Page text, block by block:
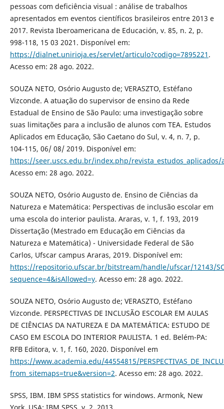
pessoas com deficiência visual : análise de trabalhos
apresentados em eventos científicos brasileiros entre 2013 e
2017. Revista Iberoamericana de Educación, v. 85, n. 2, p.
998-118, 15 03 2021. Disponível em:
https://dialnet.unirioja.es/servlet/articulo?codigo=7895221 .
Acesso em: 28 ago. 2022.
SOUZA NETO, Osório Augusto de; VERASZTO, Estéfano
Vizconde. A atuação do supervisor de ensino da Rede
Estadual de Ensino de São Paulo: uma investigação sobre
suas limitações para a inclusão de alunos com TEA. Estudos
Aplicados em Educação, São Caetano do Sul, v. 4, n. 7, p.
104-115, 06/ 08/ 2019. Disponível em:
https://seer.uscs.edu.br/index.php/
Acesso em: 28 ago. 2022.
SOUZA NETO, Osório Augusto de. Ensino de Ciências da
Natureza e Matemática: Perspectivas de inclusão escolar em
uma escola do interior paulista. Araras, v. 1, f. 193, 2019
Dissertação (Mestrado em Educação em Ciências da
Natureza e Matemática) - Universidade Federal de São
Carlos, Ufscar campus Araras, 2019. Disponível em:
https://repositorio.ufscar.br/bitstream/handle/ufscar/12143/
sequence=4&isAllowed=y. Acesso em: 28 ago. 2022.
SOUZA NETO, Osório Augusto de; VERASZTO, Estéfano
Vizconde. PERSPECTIVAS DE INCLUSÃO ESCOLAR EM AULAS
DE CIÊNCIAS DA NATUREZA E DA MATEMÁTICA: ESTUDO DE
CASO EM ESCOLA DO INTERIOR PAULISTA. 1 ed. Belém-PA:
RFB Editora, v. 1, f. 160, 2020. Disponível em
https://www.academia.edu/44554815/
from_sitemaps=true&version=2. Acesso em: 28 ago. 2022.
SPSS, IBM. IBM SPSS statistics for windows. Armonk, New